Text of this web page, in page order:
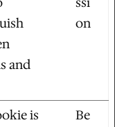
and
on
is
Be